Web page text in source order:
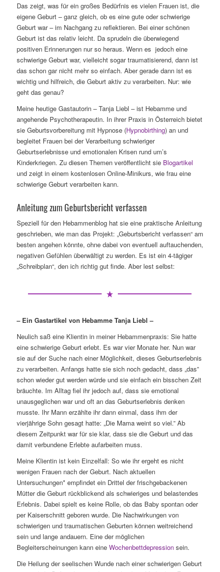
Das zeigt, was für ein großes Bedürfnis es vielen Frauen ist, die
eigene Geburt – ganz gleich, ob es eine gute oder schwierige
Geburt war – im Nachgang zu reflektieren. Bei einer schönen
Geburt ist das relativ leicht. Da sprudeln die überwiegend
positiven Erinnerungen nur so heraus. Wenn es jedoch eine
schwierige Geburt war, vielleicht sogar traumatisierend, dann ist
das schon gar nicht mehr so einfach. Aber gerade dann ist es
wichtig und hilfreich, die Geburt aktiv zu verarbeiten. Nur: wie
geht das genau?
Meine heutige Gastautorin – Tanja Liebl – ist Hebamme und
angehende Psychotherapeutin. In ihrer Praxis in Österreich bietet
sie Geburtsvorbereitung mit Hypnose (Hypnobirthing) an und
begleitet Frauen bei der Verarbeitung schwieriger
Geburtserlebnisse und emotionalen Krisen rund um’s
Kinderkriegen. Zu diesen Themen veröffentlicht sie Blogartikel
und zeigt in einem kostenlosen Online-Minikurs, wie frau eine
schwierige Geburt verarbeiten kann.
Anleitung zum Geburtsbericht verfassen
Speziell für den Hebammenblog hat sie eine praktische Anleitung
geschrieben, wie man das Projekt: „Geburtsbericht verfassen“ am
besten angehen könnte, ohne dabei von eventuell auftauchenden,
negativen Gefühlen überwältigt zu werden. Es ist ein 4-tägiger
„Schreibplan“, den ich richtig gut finde. Aber lest selbst:
– Ein Gastartikel von Hebamme Tanja Liebl –
Neulich saß eine Klientin in meiner Hebammenpraxis: Sie hatte
eine schwierige Geburt erlebt. Es war vier Monate her. Nun war
sie auf der Suche nach einer Möglichkeit, dieses Geburtserlebnis
zu verarbeiten. Anfangs hatte sie sich noch gedacht, dass „das”
schon wieder gut werden würde und sie einfach ein bisschen Zeit
bräuchte. Im Alltag fiel ihr jedoch auf, dass sie emotional
unausgeglichen war und oft an das Geburtserlebnis denken
musste. Ihr Mann erzählte ihr dann einmal, dass ihm der
vierjährige Sohn gesagt hatte: „Die Mama weint so viel.” Ab
diesem Zeitpunkt war für sie klar, dass sie die Geburt und das
damit verbundene Erlebte aufarbeiten muss.
Meine Klientin ist kein Einzelfall: So wie ihr ergeht es nicht
wenigen Frauen nach der Geburt. Nach aktuellen
Untersuchungen* empfindet ein Drittel der frischgebackenen
Mütter die Geburt rückblickend als schwieriges und belastendes
Erlebnis. Dabei spielt es keine Rolle, ob das Baby spontan oder
per Kaiserschnitt geboren wurde. Die Nachwirkungen von
schwierigen und traumatischen Geburten können weitreichend
sein und lange andauern. Eine der möglichen
Begleiterscheinungen kann eine Wochenbettdepressionsein.
Die Heilung der seelischen Wunde nach einer schwierigen Geburt